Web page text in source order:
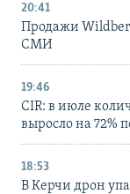
20:41
Продажи
СМИ
19:46
CIR: в июле
выросло на 72%
18:53
В Керчи дрон